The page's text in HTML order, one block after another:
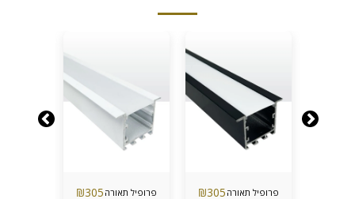
פרופיל תאורה ₪305 פרופיל תאורה ₪305